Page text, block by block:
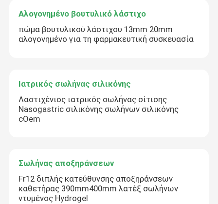
Αλογονημένο βουτυλικό λάστιχο
πώμα βουτυλικού λάστιχου 13mm 20mm
αλογονημένο για τη φαρμακευτική συσκευασία
Ιατρικός σωλήνας σιλικόνης
Λαστιχένιος ιατρικός σωλήνας σίτισης
Nasogastric σιλικόνης σωλήνων σιλικόνης
cOem
Σωλήνας αποξηράνσεων
Fr12 διπλής κατεύθυνσης αποξηράνσεων
καθετήρας 390mm400mm λατέξ σωλήνων
ντυμένος Hydrogel